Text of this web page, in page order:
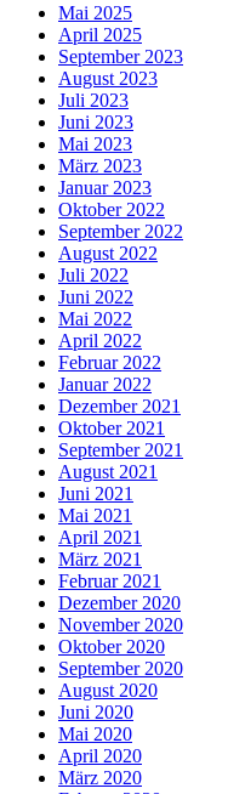
Mai 2025
April 2025
September 2023
August 2023
Juli 2023
Juni 2023
Mai 2023
März 2023
Januar 2023
Oktober 2022
September 2022
August 2022
Juli 2022
Juni 2022
Mai 2022
April 2022
Februar 2022
Januar 2022
Dezember 2021
Oktober 2021
September 2021
August 2021
Juni 2021
Mai 2021
April 2021
März 2021
Februar 2021
Dezember 2020
November 2020
Oktober 2020
September 2020
August 2020
Juni 2020
Mai 2020
April 2020
März 2020